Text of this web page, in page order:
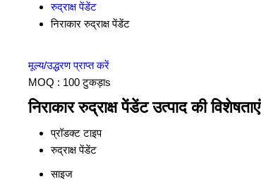
रुद्राक्ष पेंडेंट
निराकार रुद्राक्ष पेंडेंट
मूल्य/उद्धरण प्राप्त करें
MOQ : 100 टुकड़ाs
निराकार रुद्राक्ष पेंडेंट उत्पाद की विशेषताएं
प्रॉडक्ट टाइप
रुद्राक्ष पेंडेंट
साइज